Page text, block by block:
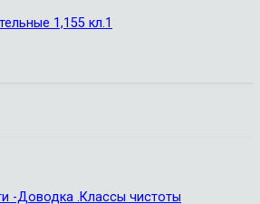
1,155 кл.1
-Доводка .Классы чистоты